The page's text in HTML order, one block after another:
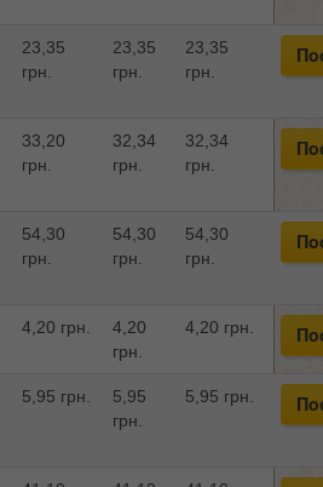
23,35
грн.
23,35
грн.
23,35
грн.
33,20
грн.
32,34
грн.
32,34
грн.
54,30
грн.
54,30
грн.
54,30
грн.
4,20 грн.
4,20
грн.
4,20 грн.
5,95 грн.
5,95
грн.
5,95 грн.